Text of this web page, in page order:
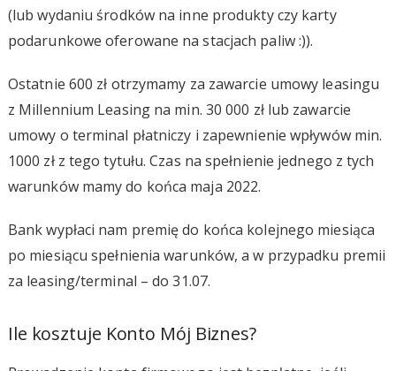
(lub wydaniu środków na inne produkty czy karty
podarunkowe oferowane na stacjach paliw :)).
Ostatnie 600 zł otrzymamy za zawarcie umowy leasingu
z Millennium Leasing na min. 30 000 zł lub zawarcie
umowy o terminal płatniczy i zapewnienie wpływów min.
1000 zł z tego tytułu. Czas na spełnienie jednego z tych
warunków mamy do końca maja 2022.
Bank wypłaci nam premię do końca kolejnego miesiąca
po miesiącu spełnienia warunków, a w przypadku premii
za leasing/terminal – do 31.07.
Ile kosztuje Konto Mój Biznes?